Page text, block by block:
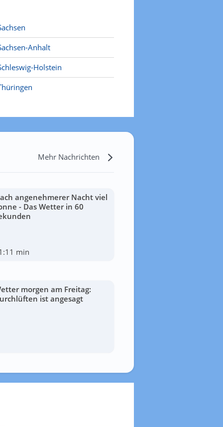
Anhalt
Holstein
Mehr Nachrichten
angenehmerer Nacht viel
- Das Wetter in 60
min
morgen am Freitag:
ist angesagt